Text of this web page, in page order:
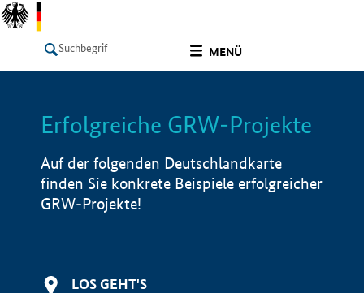
MENÜ
LISTE Info
Erfolgreiche GRW-Projekte
Auf der folgenden Deutschlandkarte
finden Sie konkrete Beispiele erfolgreicher
GRW-Projekte!
LOS GEHT'S